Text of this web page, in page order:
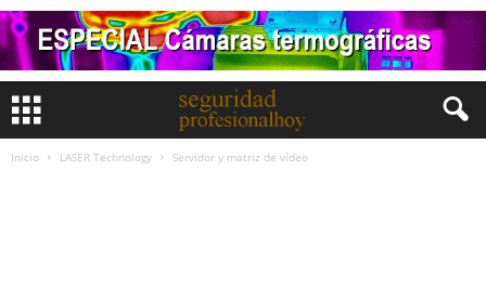
Inicio LASER Technology Servidor y matriz de vídeo